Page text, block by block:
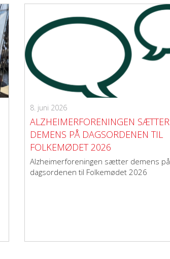
8. juni 2026
ALZHEIMERFORENINGEN SÆTTER
DEMENS PÅ DAGSORDENEN TIL
FOLKEMØDET 2026
Alzheimerforeningen sætter demens på
dagsordenen til Folkemødet 2026